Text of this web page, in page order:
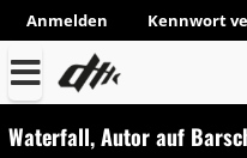
Anmelden Kennwort
Waterfall, Autor auf